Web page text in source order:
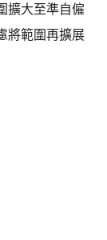
擴大至準自僱
將範圍再擴展